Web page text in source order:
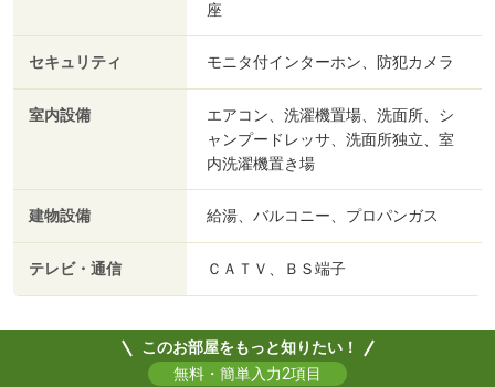
座
セキュリティ モニタ付インターホン、防犯カメラ
室内設備
エアコン、洗濯機置場、洗面所、シ
ャンプードレッサ、洗面所独立、室
内洗濯機置き場
建物設備 給湯、バルコニー、プロパンガス
テレビ・通信 ＣＡＴＶ、ＢＳ端子
このお部屋をもっと知りたい！
無料・簡単入力2項目